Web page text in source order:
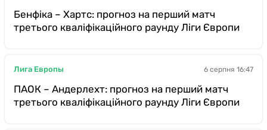
Бенфіка – Хартс: прогноз на перший матч
третього кваліфікаційного раунду Ліги Європи
Лига Европы 6 серпня 16:47
ПАОК – Андерлехт: прогноз на перший матч
третього кваліфікаційного раунду Ліги Європи